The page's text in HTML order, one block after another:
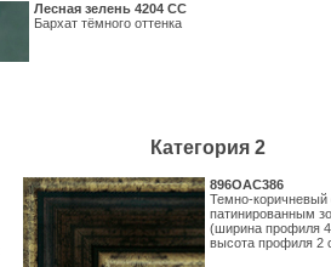
Лесная зелень 4204 СС
Бархат тёмного оттенка
Категория 2
896OAC386
Темно-коричневый
патинированным
(ширина профиля
высота профиля 2